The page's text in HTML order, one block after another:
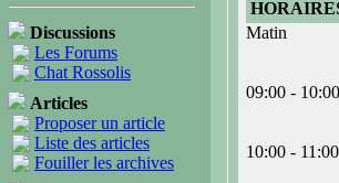
Discussions
Les Forums
Chat Rossolis
Articles
Proposer un article
Liste des articles
Fouiller les archives
Matin
09:00 - 10:00
10:00 - 11:00